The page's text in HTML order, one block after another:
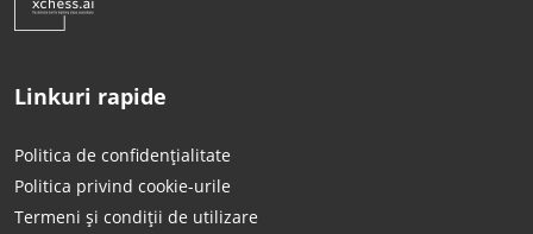
Linkuri rapide
Politica de confidențialitate
Politica privind cookie-urile
Termeni și condiții de utilizare